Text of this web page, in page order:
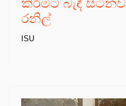
කිරීමට බැඳී
රනිල්
ISU